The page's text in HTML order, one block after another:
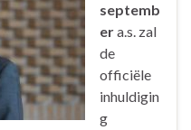
septemb
era.s. zal
de
officiële
inhuldigin
g